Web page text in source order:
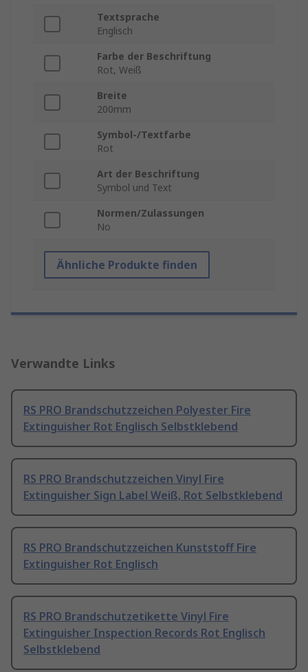
Textsprache
Englisch
Farbe der Beschriftung
Rot, Weiß
Breite
200mm
Symbol-/Textfarbe
Rot
Art der Beschriftung
Symbol und Text
Normen/Zulassungen
No
Ähnliche Produkte finden
Verwandte Links
RS PRO Brandschutzzeichen Polyester Fire
Extinguisher Rot Englisch Selbstklebend
RS PRO Brandschutzzeichen Vinyl Fire
Extinguisher Sign Label Weiß, Rot Selbstklebend
RS PRO Brandschutzzeichen Kunststoff Fire
Extinguisher Rot Englisch
RS PRO Brandschutzetikette Vinyl Fire
Extinguisher Inspection Records Rot Englisch
Selbstklebend